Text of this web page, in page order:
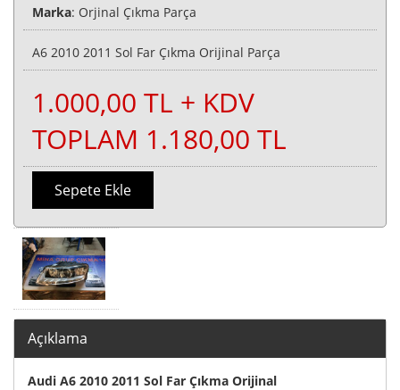
Marka: Orjinal Çıkma Parça
A6 2010 2011 Sol Far Çıkma Orijinal Parça
1.000,00 TL + KDV
TOPLAM 1.180,00 TL
Sepete Ekle
Açıklama
Audi A6 2010 2011 Sol Far Çıkma Orijinal